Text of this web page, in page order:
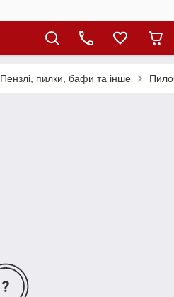
Пензлі, пилки, бафи та інше